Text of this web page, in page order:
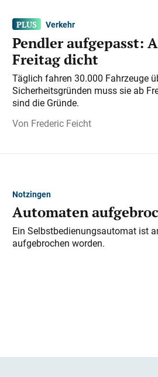
Verkehr
Pendler aufgepasst:
Freitag dicht
Täglich fahren 30.000 Fahrzeuge
Sicherheitsgründen muss sie ab
sind die Gründe.
Frederic Feicht
Notzingen
Automaten
Ein Selbstbedienungsautomat ist
aufgebrochen worden.